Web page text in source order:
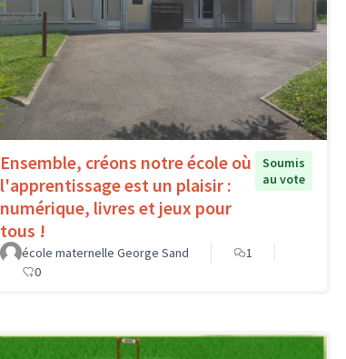
Ensemble, créons notre école où
l'apprentissage est un plaisir :
numérique, livres et jeux pour
tous !
Soumis
au vote
école maternelle George Sand
1
0